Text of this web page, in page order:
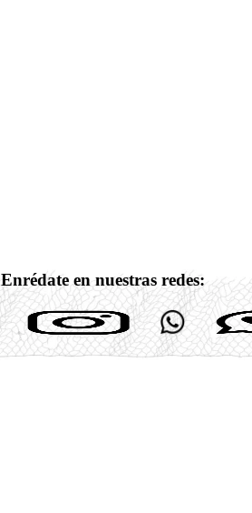
Enrédate en nuestras redes: